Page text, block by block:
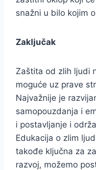
snažni u bilo kojim
Zaključak
Zaštita od zlih ljudi
moguće uz prave
Najvažnije je
samopouzdanja i
i postavljanje i
Edukacija o zlim
takođe ključna za
razvoj, možemo